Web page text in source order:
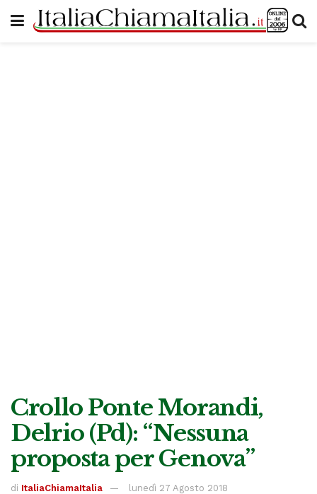
Crollo Ponte Morandi,
Delrio (Pd): “Nessuna
proposta per Genova”
di ItaliaChiamaItalia
lunedì 27 Agosto 2018